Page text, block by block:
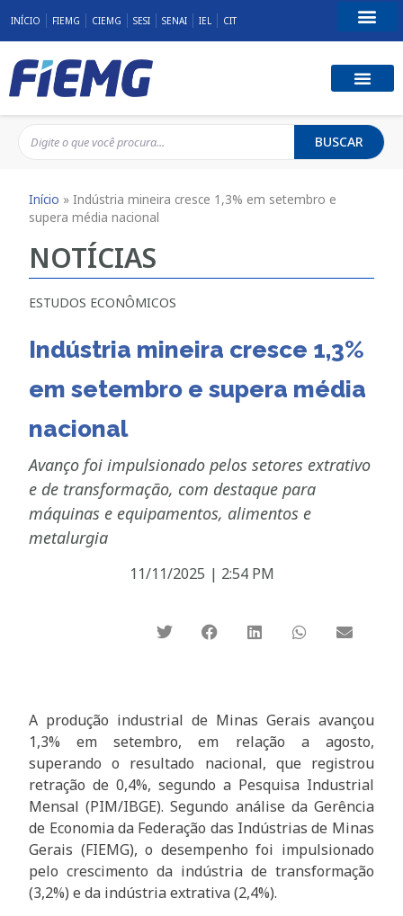
INÍCIO FIEMG CIEMG SESI SENAI IEL CIT
BUSCAR
Início »Indústria mineira cresce 1,3% em setembro e
supera média nacional
NOTÍCIAS
ESTUDOS ECONÔMICOS
Indústria mineira cresce 1,3%
em setembro e supera média
nacional
Avanço foi impulsionado pelos setores extrativo
e de transformação, com destaque para
máquinas e equipamentos, alimentos e
metalurgia
11/11/2025 | 2:54 PM
A produção industrial de Minas Gerais avançou
1,3% em setembro, em relação a agosto,
superando o resultado nacional, que registrou
retração de 0,4%, segundo a Pesquisa Industrial
Mensal (PIM/IBGE). Segundo análise da Gerência
de Economia da Federação das Indústrias de Minas
Gerais (FIEMG), o desempenho foi impulsionado
pelo crescimento da indústria de transformação
(3,2%) e da indústria extrativa (2,4%).